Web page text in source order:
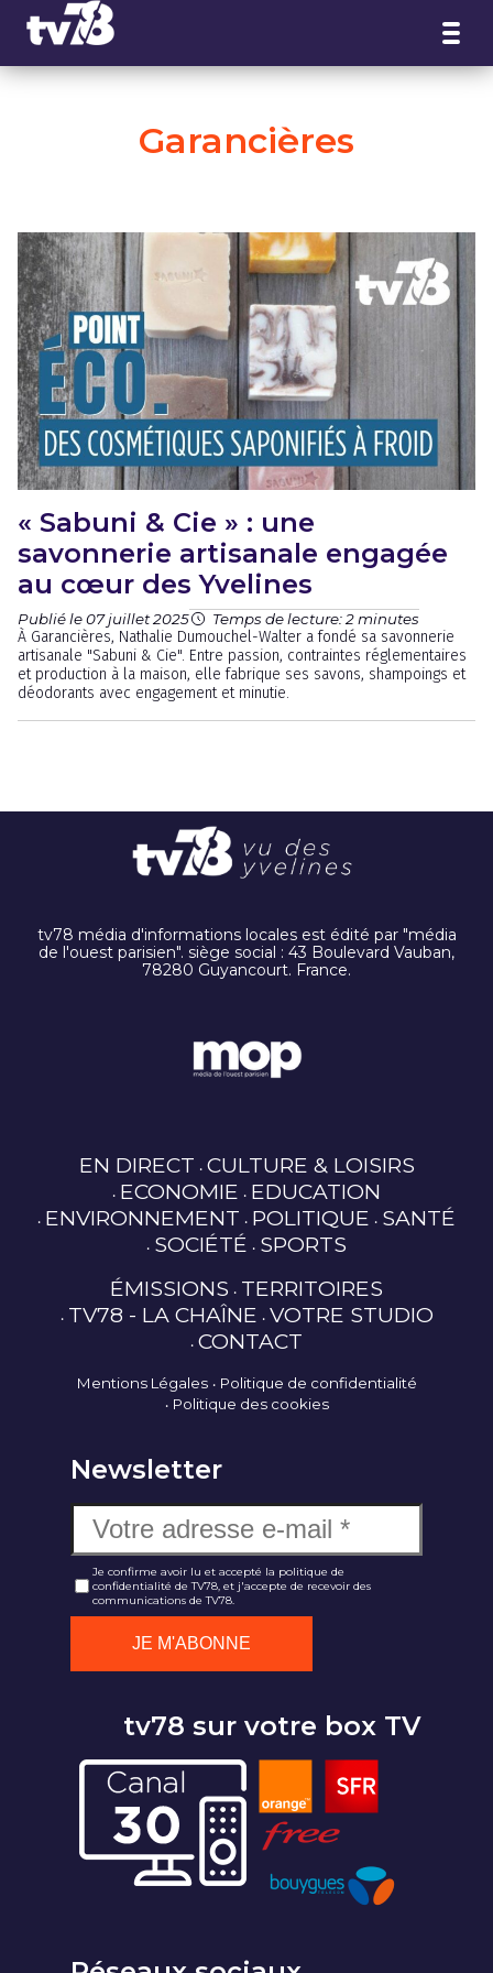
Garancières
« Sabuni & Cie » : une
savonnerie artisanale engagée
au cœur des Yvelines
Publié le 07 juillet 2025 Temps de lecture: 2 minutes
À Garancières, Nathalie Dumouchel-Walter a fondé sa savonnerie
artisanale "Sabuni & Cie". Entre passion, contraintes réglementaires
et production à la maison, elle fabrique ses savons, shampoings et
déodorants avec engagement et minutie.
tv78 média d'informations locales est édité par "média
de l'ouest parisien". siège social : 43 Boulevard Vauban,
78280 Guyancourt. France.
EN DIRECT CULTURE & LOISIRS
ECONOMIE EDUCATION
ENVIRONNEMENT POLITIQUE SANTÉ
SOCIÉTÉ SPORTS
ÉMISSIONS TERRITOIRES
TV78 - LA CHAÎNE VOTRE STUDIO
CONTACT
Mentions Légales
Politique de confidentialité
Politique des cookies
Newsletter
Je confirme avoir lu et accepté la politique de
confidentialité de TV78, et j'accepte de recevoir des
communications de TV78.
tv78 sur votre box TV
Panneau de gestion des cookies